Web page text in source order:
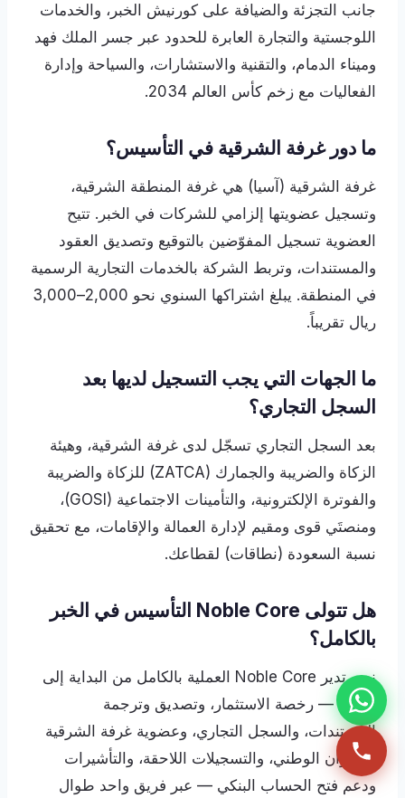
جانب التجزئة والضيافة على كورنيش الخبر، والخدمات
اللوجستية والتجارة العابرة للحدود عبر جسر الملك فهد
وميناء الدمام، والتقنية والاستشارات، والسياحة وإدارة
الفعاليات مع زخم كأس العالم 2034.
ما دور غرفة الشرقية في التأسيس؟
غرفة الشرقية (آسيا) هي غرفة المنطقة الشرقية،
وتسجيل عضويتها إلزامي للشركات في الخبر. تتيح
العضوية تسجيل المفوّضين بالتوقيع وتصديق العقود
والمستندات، وتربط الشركة بالخدمات التجارية الرسمية
في المنطقة. يبلغ اشتراكها السنوي نحو 2,000–3,000
ريال تقريباً.
ما الجهات التي يجب التسجيل لديها بعد
السجل التجاري؟
بعد السجل التجاري تسجّل لدى غرفة الشرقية، وهيئة
الزكاة والضريبة والجمارك (ZATCA) للزكاة والضريبة
والفوترة الإلكترونية، والتأمينات الاجتماعية (GOSI)،
ومنصتَي قوى ومقيم لإدارة العمالة والإقامات، مع تحقيق
نسبة السعودة (نطاقات) لقطاعك.
هل تتولى Noble Core التأسيس في الخبر
بالكامل؟
نعم. تدير Noble Core العملية بالكامل من البداية إلى
النهاية — رخصة الاستثمار، وتصديق وترجمة
المستندات، والسجل التجاري، وعضوية غرفة الشرقية
والعنوان الوطني، والتسجيلات اللاحقة، والتأشيرات
ودعم فتح الحساب البنكي — عبر فريق واحد طوال